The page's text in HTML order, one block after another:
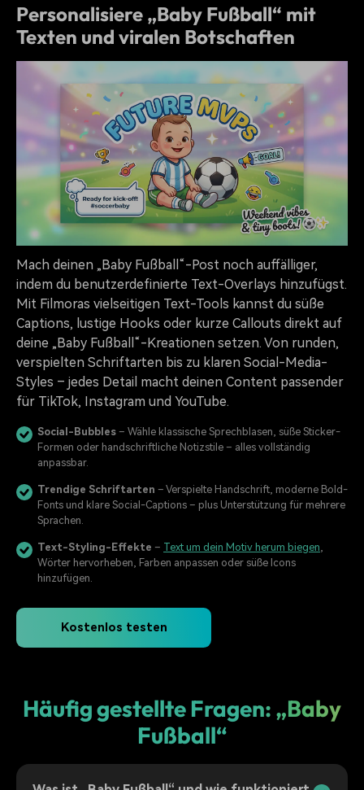
Personalisiere „Baby Fußball“ mit
Texten und viralen Botschaften
Mach deinen „Baby Fußball“-Post noch auffälliger,
indem du benutzerdefinierte Text-Overlays hinzufügst.
Mit Filmoras vielseitigen Text-Tools kannst du süße
Captions, lustige Hooks oder kurze Callouts direkt auf
deine „Baby Fußball“-Kreationen setzen. Von runden,
verspielten Schriftarten bis zu klaren Social-Media-
Styles – jedes Detail macht deinen Content passender
für TikTok, Instagram und YouTube.
Social-Bubbles – Wähle klassische Sprechblasen, süße Sticker-
Formen oder handschriftliche Notizstile – alles vollständig
anpassbar.
Trendige Schriftarten – Verspielte Handschrift, moderne Bold-
Fonts und klare Social-Captions – plus Unterstützung für mehrere
Sprachen.
Text-Styling-Effekte – Text um dein Motiv herum biegen
Wörter hervorheben, Farben anpassen oder süße Icons
hinzufügen.
Kostenlos testen
Häufig gestellte Fragen: „Baby
Fußball“